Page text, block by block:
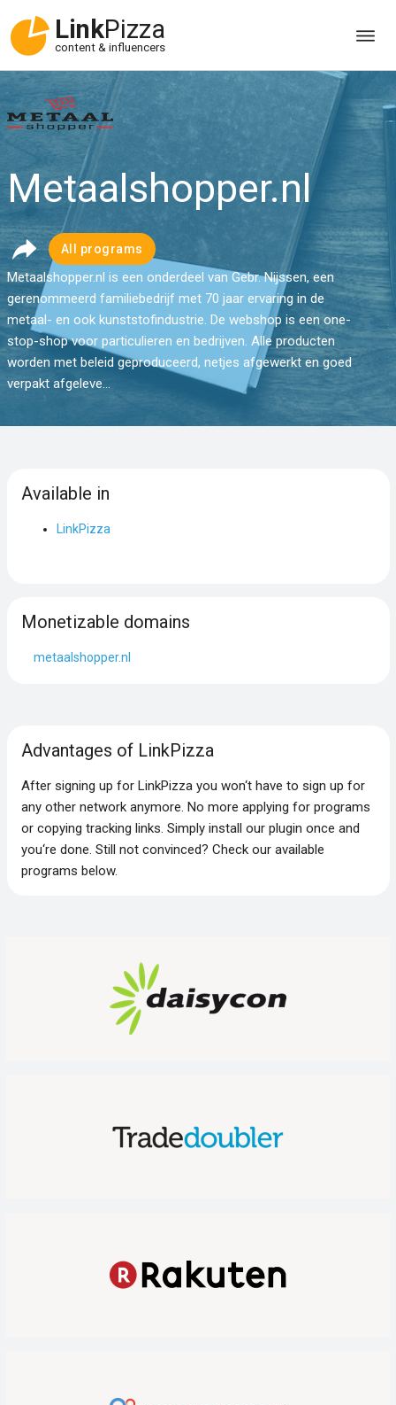
LinkPizza
content & influencers
Metaalshopper.nl
All programs
Metaalshopper.nl is een onderdeel van Gebr. Nijssen, een
gerenommeerd familiebedrijf met 70 jaar ervaring in de
metaal- en ook kunststofindustrie. De webshop is een one-
stop-shop voor particulieren en bedrijven. Alle producten
worden met beleid geproduceerd, netjes afgewerkt en goed
verpakt afgeleve...
Available in
LinkPizza
Monetizable domains
metaalshopper.nl
Advantages of LinkPizza
After signing up for LinkPizza you won‘t have to sign up for
any other network anymore. No more applying for programs
or copying tracking links. Simply install our plugin once and
you‘re done. Still not convinced? Check our available
programs below.